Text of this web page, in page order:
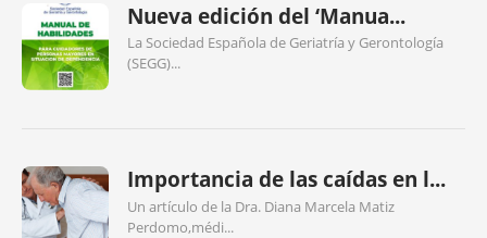
Nueva edición del ‘Manua...
La Sociedad Española de Geriatría y Gerontología
(SEGG)...
Importancia de las caídas en l...
Un artículo de la Dra. Diana Marcela Matiz
Perdomo,médi...